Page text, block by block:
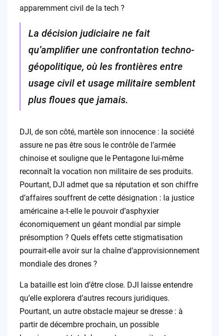
apparemment civil de la tech ?
La décision judiciaire ne fait
qu’amplifier une confrontation techno-
géopolitique, où les frontières entre
usage civil et usage militaire semblent
plus floues que jamais.
DJI, de son côté, martèle son innocence : la société
assure ne pas être sous le contrôle de l’armée
chinoise et souligne que le Pentagone lui-même
reconnaît la vocation non militaire de ses produits.
Pourtant, DJI admet que sa réputation et son chiffre
d’affaires souffrent de cette désignation : la justice
américaine a-t-elle le pouvoir d’asphyxier
économiquement un géant mondial par simple
présomption ? Quels effets cette stigmatisation
pourrait-elle avoir sur la chaîne d’approvisionnement
mondiale des drones ?
La bataille est loin d’être close. DJI laisse entendre
qu’elle explorera d’autres recours juridiques.
Pourtant, un autre obstacle majeur se dresse : à
partir de décembre prochain, un possible